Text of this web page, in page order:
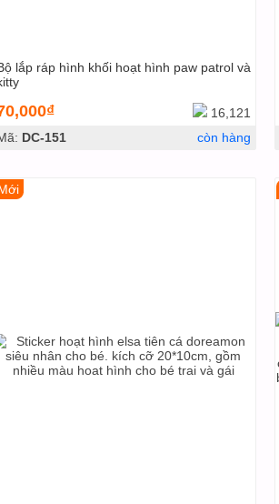
lắp ráp hình khối hoạt hình paw patrol và
16,121
DC-151 còn hàng